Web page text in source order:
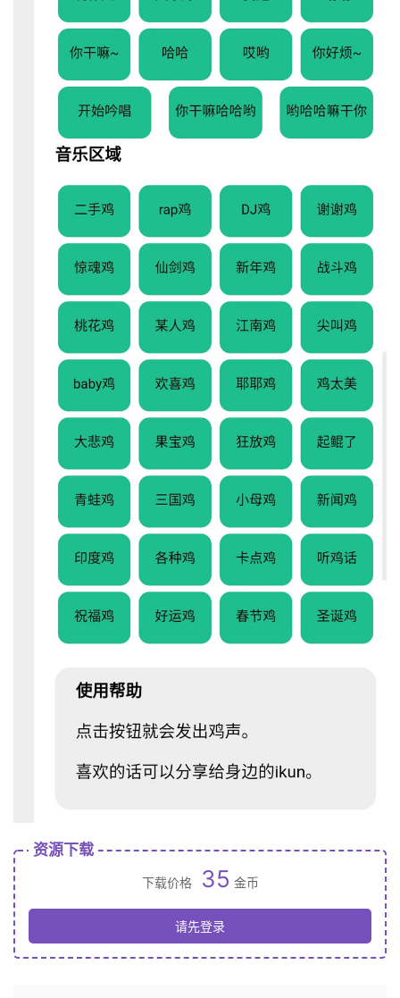
资源下载
下载价格 35 金币
请先登录